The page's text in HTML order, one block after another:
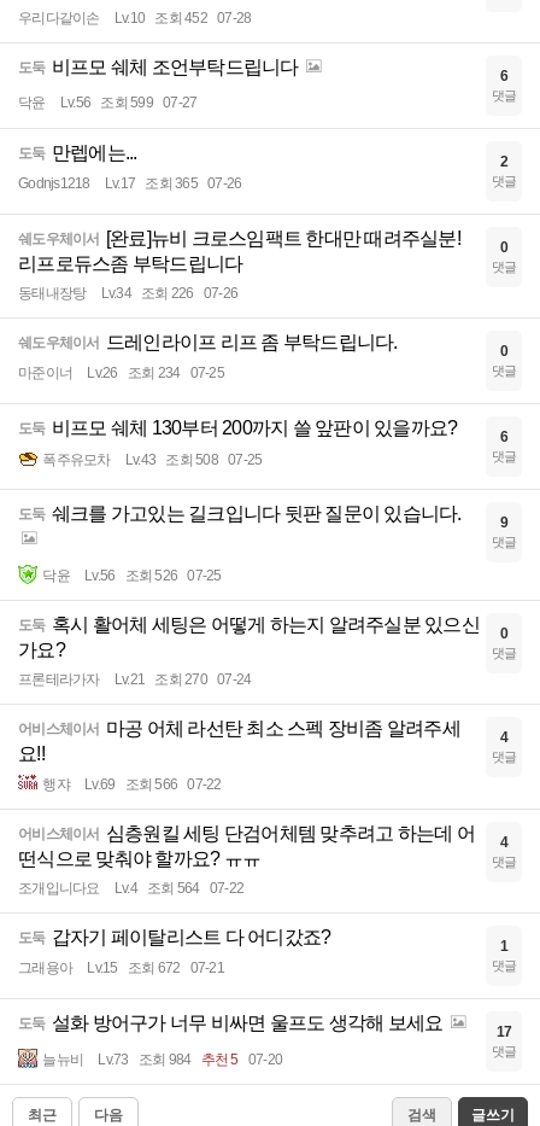
우리다같이손 Lv.10 조회 452 07-28
도둑 비프모 쉐체 조언부탁드립니다
닥윤 Lv.56 조회 599 07-27
6
댓글
도둑 만렙에는...
Godnjs1218 Lv.17 조회 365 07-26
2
댓글
쉐도우체이서
[완료]뉴비 크로스임팩트 한대만 때려주실분!
리프로듀스좀 부탁드립니다
동태내장탕 Lv.34 조회 226 07-26
0
댓글
쉐도우체이서 드레인라이프 리프 좀 부탁드립니다.
마준이너 Lv.26 조회 234 07-25
0
댓글
도둑 비프모 쉐체 130부터 200까지 쓸 앞판이 있을까요?
폭주유모차 Lv.43 조회 508 07-25
6
댓글
도둑 쉐크를 가고있는 길크입니다 뒷판 질문이 있습니다.
닥윤 Lv.56 조회 526 07-25
9
댓글
도둑 혹시 활어체 세팅은 어떻게 하는지 알려주실분 있으신
가요?
프론테라가자 Lv.21 조회 270 07-24
0
댓글
어비스체이서
마공 어체 라선탄 최소 스펙 장비좀 알려주세
요!!
행쟈 Lv.69 조회 566 07-22
4
댓글
어비스체이서
심층원킬 세팅 단검어체템 맞추려고 하는데 어
떤식으로 맞춰야 할까요? ㅠㅠ
조개입니다요 Lv.4 조회 564 07-22
4
댓글
도둑 갑자기 페이탈리스트 다 어디갔죠?
그래용아 Lv.15 조회 672 07-21
1
댓글
도둑 설화 방어구가 너무 비싸면 울프도 생각해 보세요
늘뉴비 Lv.73 조회 984 추천 5 07-20
17
댓글
최근 다음 검색 글쓰기